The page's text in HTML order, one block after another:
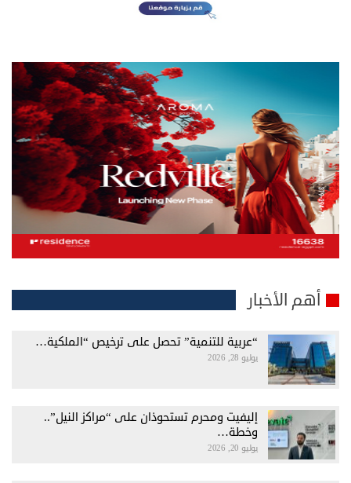
أهم الأخبار
“عربية للتنمية” تحصل على ترخيص “الملكية…
يوليو 28, 2026
إليفيت ومحرم تستحوذان على “مراكز النيل”..
وخطة…
يوليو 20, 2026